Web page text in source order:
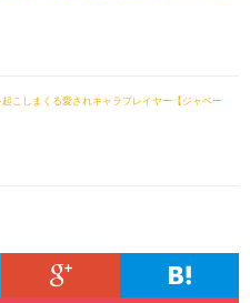
こしまくる愛されキャラプレイヤー【ジャベー